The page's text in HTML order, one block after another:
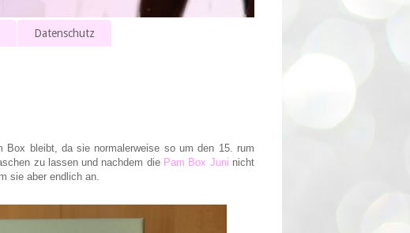
Datenschutz
Box bleibt, da sie normalerweise so um den 15. rum
zu lassen und nachdem die Pam Box Juni nicht
sie aber endlich an.